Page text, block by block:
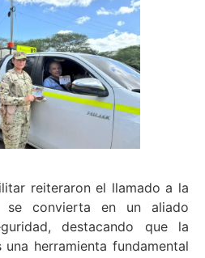
reiteraron el llamado a la
se convierta en un aliado
destacando que la
herramienta fundamental